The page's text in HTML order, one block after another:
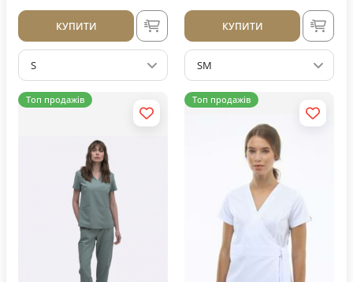
КУПИТИ
S
КУПИТИ
SM
Топ продажів Топ продажів